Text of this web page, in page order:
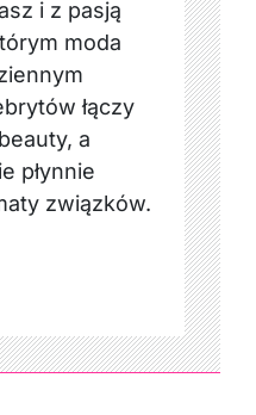
i z pasją
moda
łączy
a
płynnie
związków.